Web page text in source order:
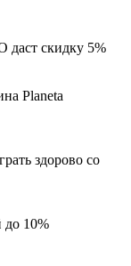
даст скидку 5%
Planeta
здорово со
до 10%